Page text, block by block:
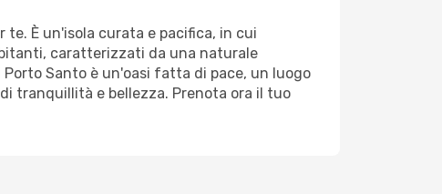
te. È un'isola curata e pacifica, in cui
caratterizzati da una naturale
Santo è un'oasi fatta di pace, un luogo
tranquillità e bellezza. Prenota ora il tuo